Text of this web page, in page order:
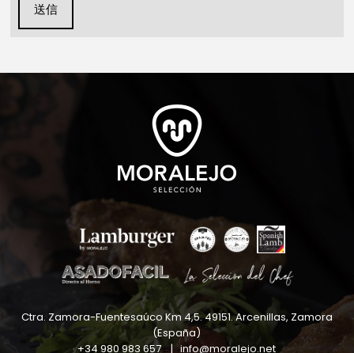
送信
Ctra. Zamora-Fuentesaúco Km 4,5.49151.Arcenillas, Zamora
(España)
+34 980 983 657 |info@moralejo.net